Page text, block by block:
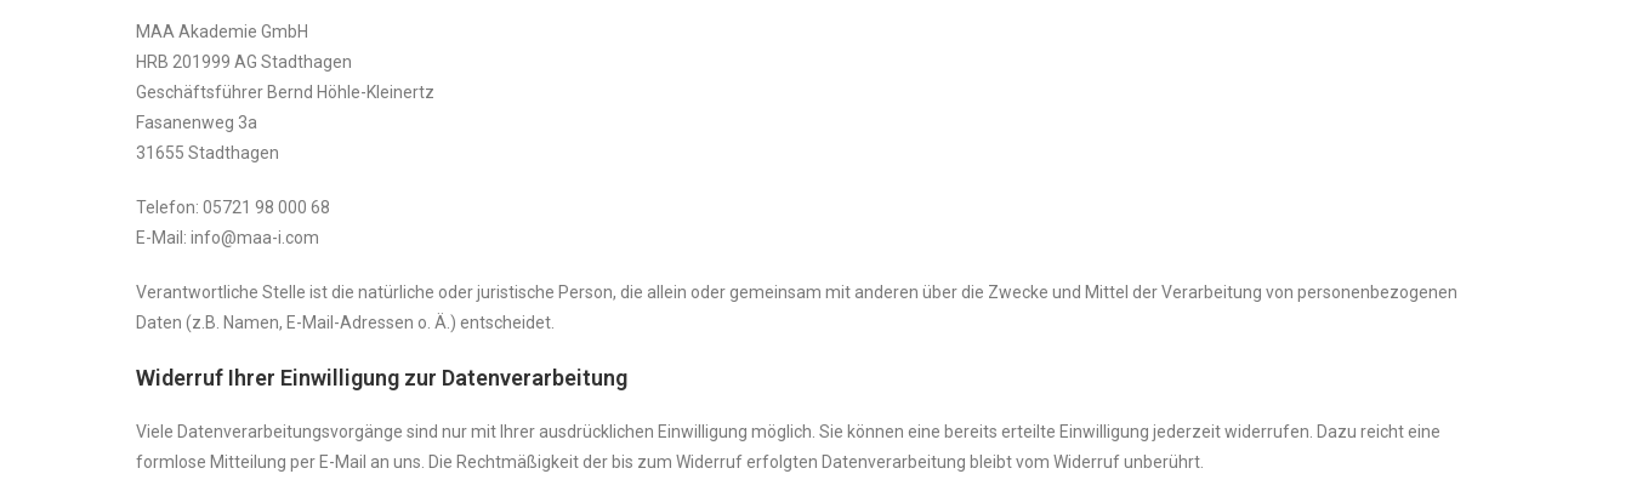
MAA Akademie GmbH
HRB 201999 AG Stadthagen
Geschäftsführer Bernd Höhle-Kleinertz
Fasanenweg 3a
31655 Stadthagen
Telefon: 05721 98 000 68
E-Mail: info@maa-i.com
Verantwortliche Stelle ist die natürliche oder juristische Person, die allein oder gemeinsam mit anderen über die Zwecke und Mittel der Verarbeitung von personenbezogenen
Daten (z.B. Namen, E-Mail-Adressen o. Ä.) entscheidet.
Widerruf Ihrer Einwilligung zur Datenverarbeitung
Viele Datenverarbeitungsvorgänge sind nur mit Ihrer ausdrücklichen Einwilligung möglich. Sie können eine bereits erteilte Einwilligung jederzeit widerrufen. Dazu reicht eine
formlose Mitteilung per E-Mail an uns. Die Rechtmäßigkeit der bis zum Widerruf erfolgten Datenverarbeitung bleibt vom Widerruf unberührt.